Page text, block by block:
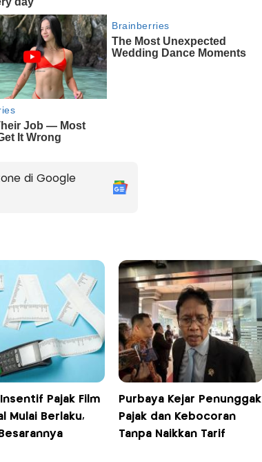
di Google
Pajak Film
Mulai Berlaku,
Purbaya Kejar Penunggak
Pajak dan Kebocoran
Tanpa Naikkan Tarif